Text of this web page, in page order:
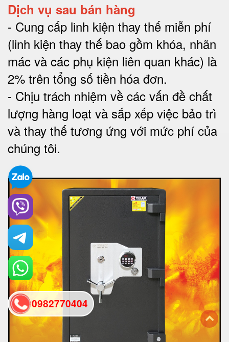
Dịch vụ sau bán hàng
- Cung cấp linh kiện thay thế miễn phí
(linh kiện thay thế bao gồm khóa, nhãn
mác và các phụ kiện liên quan khác) là
2% trên tổng số tiền hóa đơn.
- Chịu trách nhiệm về các vấn đề chất
lượng hàng loạt và sắp xếp việc bảo trì
và thay thế tương ứng với mức phí của
chúng tôi.
0982770404
back